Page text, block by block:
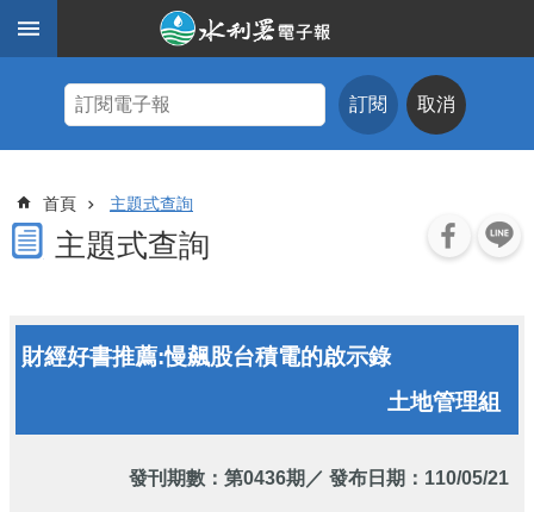
跳到主要內容區塊
題
式
查
期
報
訂閱 取消
首頁 主題式查詢
主題式查詢
財經好書推薦:慢飆股台積電的啟示錄
土地管理組
發刊期數： 第0436期 ／ 發布日期：110/05/21